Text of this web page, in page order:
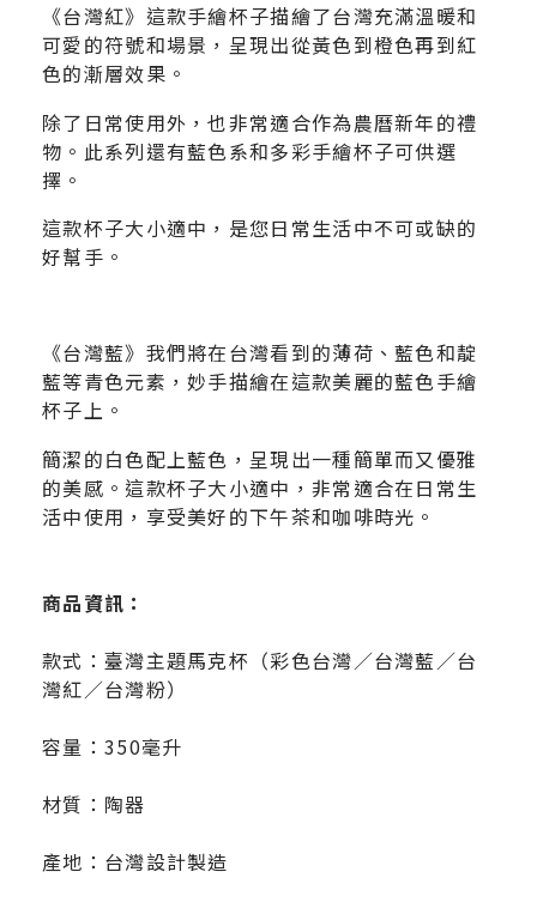
《台灣紅》這款手繪杯子描繪了台灣充滿溫暖和
可愛的符號和場景，呈現出從黃色到橙色再到紅
色的漸層效果。
除了日常使用外，也非常適合作為農曆新年的禮
物。此系列還有藍色系和多彩手繪杯子可供選
擇。
這款杯子大小適中，是您日常生活中不可或缺的
好幫手。
《台灣藍》我們將在台灣看到的薄荷、藍色和靛
藍等青色元素，妙手描繪在這款美麗的藍色手繪
杯子上。
簡潔的白色配上藍色，呈現出一種簡單而又優雅
的美感。這款杯子大小適中，非常適合在日常生
活中使用，享受美好的下午茶和咖啡時光。
商品資訊：
款式：臺灣主題馬克杯（彩色台灣／台灣藍／台
灣紅／台灣粉）
容量： 350毫升
材質： 陶器
產地：台灣設計製造